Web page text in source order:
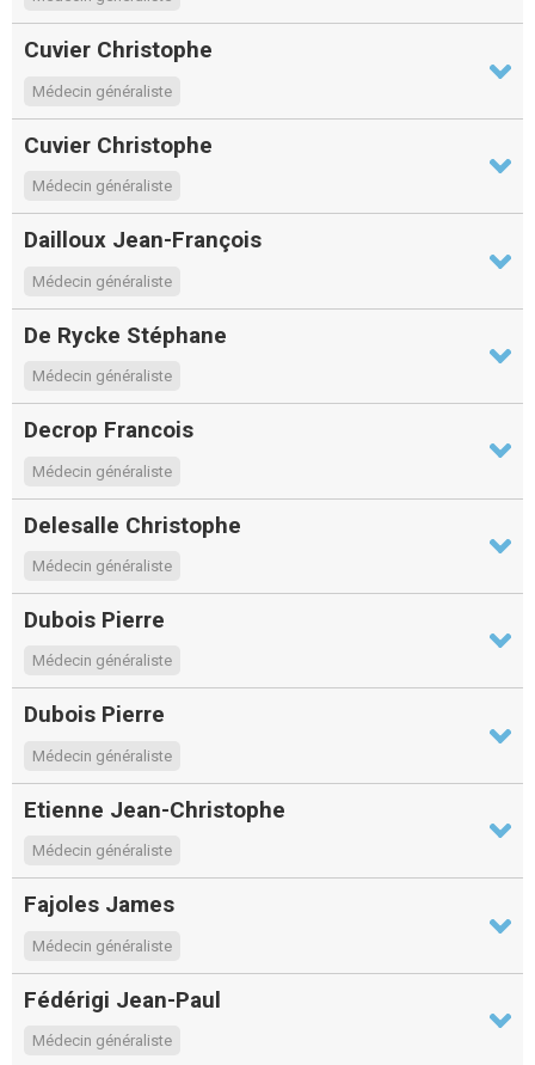
Cuvier Christophe
Médecin généraliste
Cuvier Christophe
Médecin généraliste
Dailloux Jean-François
Médecin généraliste
De Rycke Stéphane
Médecin généraliste
Decrop Francois
Médecin généraliste
Delesalle Christophe
Médecin généraliste
Dubois Pierre
Médecin généraliste
Dubois Pierre
Médecin généraliste
Etienne Jean-Christophe
Médecin généraliste
Fajoles James
Médecin généraliste
Fédérigi Jean-Paul
Médecin généraliste